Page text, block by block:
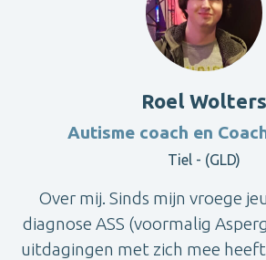
Roel Wolters
Autisme coach en
Tiel - (GLD)
Over mij. Sinds mijn vroege
diagnose ASS (voormalig
uitdagingen met zich mee